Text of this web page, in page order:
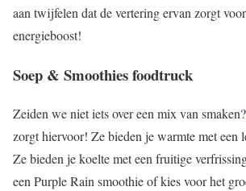
aan twijfelen dat de vertering ervan zorgt
energieboost!
Soep & Smoothies foodtruck
Zeiden we niet iets over een mix van smaken?
zorgt hiervoor! Ze bieden je warmte met een
Ze bieden je koelte met een fruitige
een Purple Rain smoothie of kies voor het